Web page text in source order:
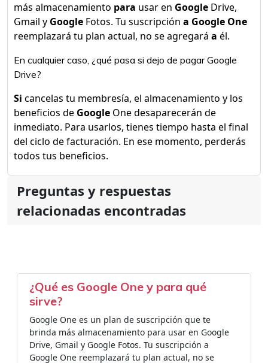
más almacenamiento para usar en Google Drive,
Gmail y Google Fotos. Tu suscripción a Google One
reemplazará tu plan actual, no se agregará a él.
En cualquier caso, ¿qué pasa si dejo de pagar Google
Drive?
Si cancelas tu membresía, el almacenamiento y los
beneficios de Google One desaparecerán de
inmediato. Para usarlos, tienes tiempo hasta el final
del ciclo de facturación. En ese momento, perderás
todos tus beneficios.
Preguntas y respuestas
relacionadas encontradas
¿Qué es Google One y para qué
sirve?
Google One es un plan de suscripción que te
brinda más almacenamiento para usar en Google
Drive, Gmail y Google Fotos. Tu suscripción a
Google One reemplazará tu plan actual, no se